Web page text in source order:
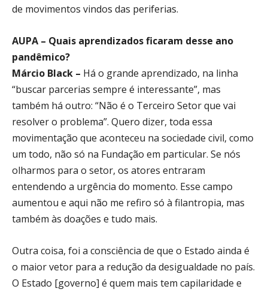
de movimentos vindos das periferias.
AUPA – Quais aprendizados ficaram desse ano
pandêmico?
Márcio Black – Há o grande aprendizado, na linha
“buscar parcerias sempre é interessante”, mas
também há outro: “Não é o Terceiro Setor que vai
resolver o problema”. Quero dizer, toda essa
movimentação que aconteceu na sociedade civil, como
um todo, não só na Fundação em particular. Se nós
olharmos para o setor, os atores entraram
entendendo a urgência do momento. Esse campo
aumentou e aqui não me refiro só à filantropia, mas
também às doações e tudo mais.
Outra coisa, foi a consciência de que o Estado ainda é
o maior vetor para a redução da desigualdade no país.
O Estado [governo] é quem mais tem capilaridade e